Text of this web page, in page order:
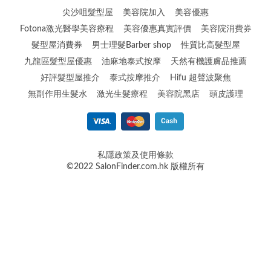
尖沙咀髮型屋
美容院加入
美容優惠
Fotona激光醫學美容療程
美容優惠真實評價
美容院消費券
髮型屋消費券
男士理髮Barber shop
性質比高髮型屋
九龍區髮型屋優惠
油麻地泰式按摩
天然有機護膚品推薦
好評髮型屋推介
泰式按摩推介
Hifu 超聲波聚焦
無副作用生髮水
激光生髮療程 美容院黑店 頭皮護理
私隱政策及使用條款
©2022 SalonFinder.com.hk 版權所有